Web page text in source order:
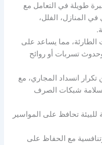
طويلة في التعامل مع
في المنازل، الفلل،
الطارئة، مما يساعد على
تسربات أو روائح
انسداد المجاري، مع
شبكات الصرف
تحافظ على المواسير
مع الحفاظ على